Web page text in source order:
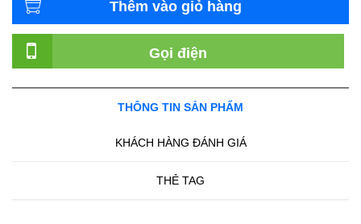
Thêm vào giỏ hàng
Gọi điện
THÔNG TIN SẢN PHẨM
KHÁCH HÀNG ĐÁNH GIÁ
THẺ TAG